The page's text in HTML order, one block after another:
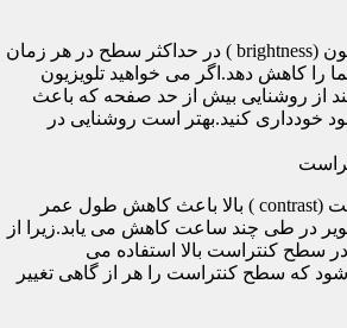
تنظیمات روشنایی تلویزیون (brightness ) در حداکثر سطح در هر زمان
را کاهش دهد.اگر می خواهید تلویزیون
از روشنایی بیش از حد صفحه که باعث
کنید.بهتر است روشنایی در
استفاده از سطح کنتراست (contrast ) بالا باعث کاهش طول عمر
در طی چند ساعت کاهش می یابد.زیرا از
سطح کنتراست بالا استفاده می
که سطح کنتراست را هر از گاهی تغییر